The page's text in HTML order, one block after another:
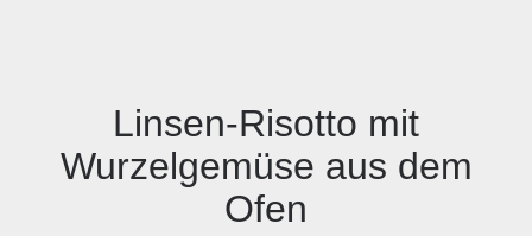
Linsen-Risotto mit
Wurzelgemüse aus dem
Ofen